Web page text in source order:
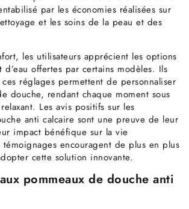
par les économies réalisées sur
et les soins de la peau et des
les utilisateurs apprécient les options
offertes par certains modèles. Ils
réglages permettent de personnaliser
douche, rendant chaque moment sous
Les avis positifs sur les
anti calcaire sont une preuve de leur
impact bénéfique sur la vie
encouragent de plus en plus
cette solution innovante.
pommeaux de douche anti